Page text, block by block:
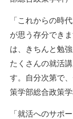
「これからの時
が思う存分でき
は、きちんと勉
たくさんの就活
す。自分次第で
策学部総合政策学
「就活へのサポ